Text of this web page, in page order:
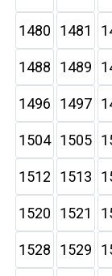
1480 1481
1488 1489
1496 1497
1504 1505
1512 1513
1520 1521
1528 1529